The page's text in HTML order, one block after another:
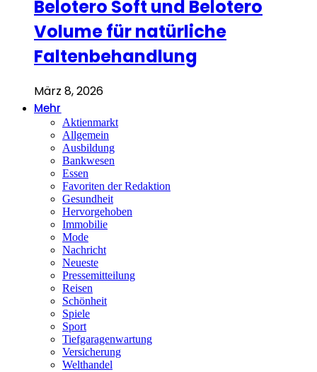
Belotero Soft und Belotero
Volume für natürliche
Faltenbehandlung
März 8, 2026
Mehr
Aktienmarkt
Allgemein
Ausbildung
Bankwesen
Essen
Favoriten der Redaktion
Gesundheit
Hervorgehoben
Immobilie
Mode
Nachricht
Neueste
Pressemitteilung
Reisen
Schönheit
Spiele
Sport
Tiefgaragenwartung
Versicherung
Welthandel